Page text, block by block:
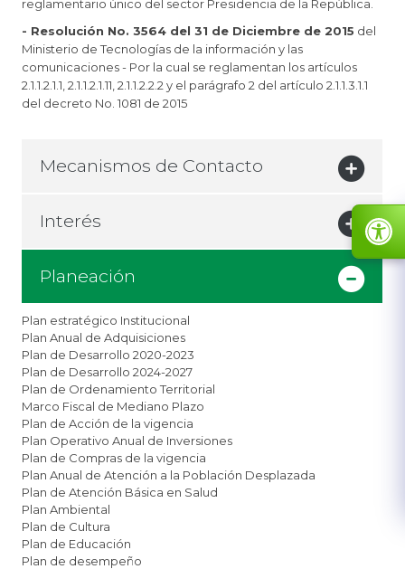
reglamentario único del sector Presidencia de la República.
- Resolución No. 3564 del 31 de Diciembre de 2015 del
Ministerio de Tecnologías de la información y las
comunicaciones - Por la cual se reglamentan los artículos
2.1.1.2.1.1, 2.1.1.2.1.11, 2.1.1.2.2.2 y el parágrafo 2 del artículo 2.1.1.3.1.1
del decreto No. 1081 de 2015​​​​​
Mecanismos de Contacto
Interés
Planeación
Plan estratégico Institucional
Plan Anual de Adquisiciones
Plan de Desarrollo 2020-2023
Plan de Desarrollo 2024-2027​
Plan de Ordenamiento Territorial
Marco Fiscal de Mediano Plazo
Plan de Acción de la vigencia
Plan Operativo Anual de Inversiones
Plan de Compras de la vigencia
Plan Anual de Atención a la Población Desplazada
Plan de Atención Básica en Salud
Plan Ambiental
Plan de Cultura
Plan de Educación
Plan de desempeño